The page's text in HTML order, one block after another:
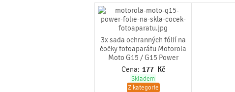
3x sada ochranných fólií na
čočky fotoaparátu Motorola
Moto G15 / G15 Power
Cena: 177 Kč
Skladem
Z kategorie